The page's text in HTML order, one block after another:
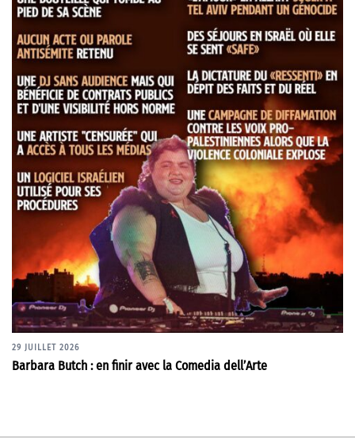
29 JUILLET 2026
Barbara Butch : en finir avec la Comedia dell’Arte